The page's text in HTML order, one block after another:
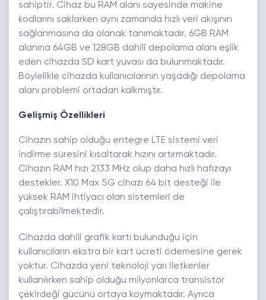
sahiptir. Cihaz bu RAM alanı sayesinde makine
kodlarını saklarken aynı zamanda hızlı veri akışının
sağlanmasına da olanak tanımaktadır. 6GB RAM
alanına 64GB ve 128GB dahili depolama alanı eşlik
eden cihazda SD kart yuvası da bulunmaktadır.
Böylelikle cihazda kullanıcılarının yaşadığı depolama
alanı problemi ortadan kalkmıştır.
Gelişmiş Özellikleri
Cihazın sahip olduğu entegre LTE sistemi veri
indirme süresini kısaltarak hızını artırmaktadır.
Cihazın RAM hızı 2133 MHz olup daha hızlı hafızayı
destekler. X10 Max 5G cihazı 64 bit desteği ile
yüksek RAM ihtiyacı olan sistemleri de
çalıştırabilmektedir.
Cihazda dahili grafik kartı bulunduğu için
kullanıcıların ekstra bir kart ücreti ödemesine gerek
yoktur. Cihazda yeni teknoloji yarı iletkenler
kullanılırken sahip olduğu milyonlarca transistör
çekirdeği gücünü ortaya koymaktadır. Ayrıca